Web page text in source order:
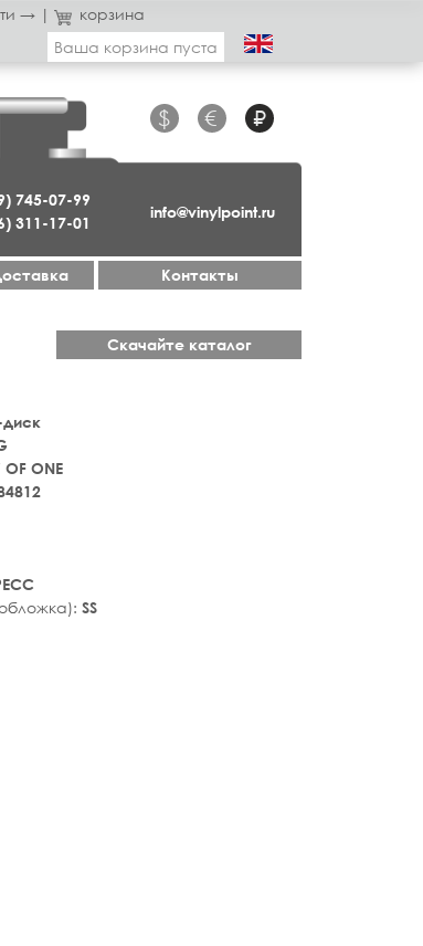
→ |
корзина
Ваша корзина пуста
745-07-99
311-17-01
$ € ₽
info@vinylpoint.ru
Контакты
Скачайте каталог
OF ONE
SS